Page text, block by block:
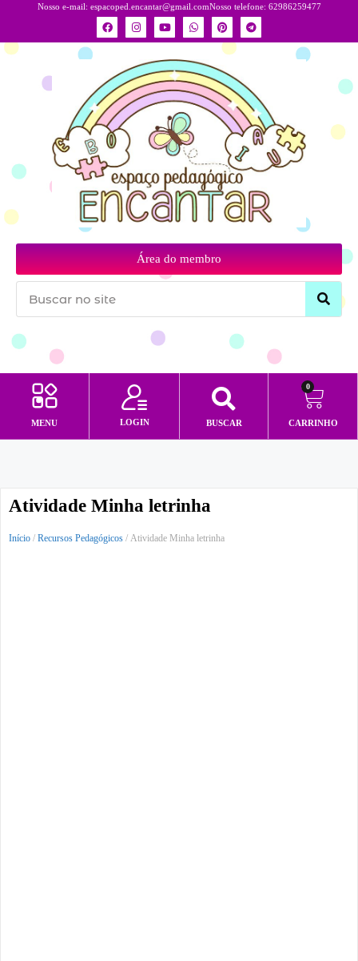
Nosso e-mail: espacoped.encantar@gmail.comNosso telefone: 62986259477
Área do membro
MENU LOGIN BUSCAR
0
CARRINHO
Atividade Minha letrinha
Início / Recursos Pedagógicos / Atividade Minha letrinha